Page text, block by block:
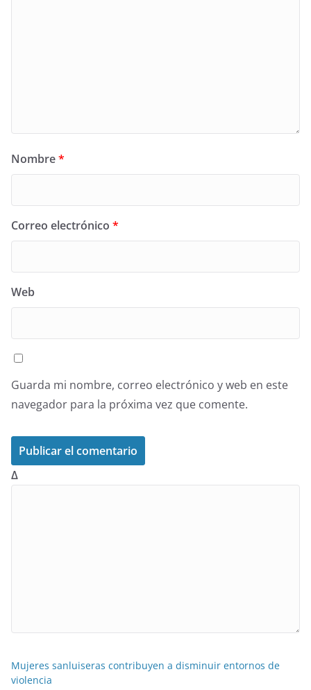
Nombre*
Correo electrónico *
Web
Guarda mi nombre, correo electrónico y web en este
navegador para la próxima vez que comente.
Δ
Mujeres sanluiseras contribuyen a disminuir entornos de
violencia